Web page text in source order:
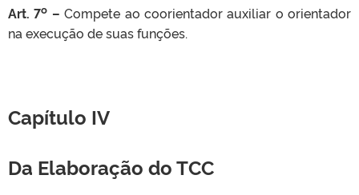
Art. 7o – Compete ao coorientador auxiliar o orientador
na execução de suas funções.
Capítulo IV
Da Elaboração do TCC